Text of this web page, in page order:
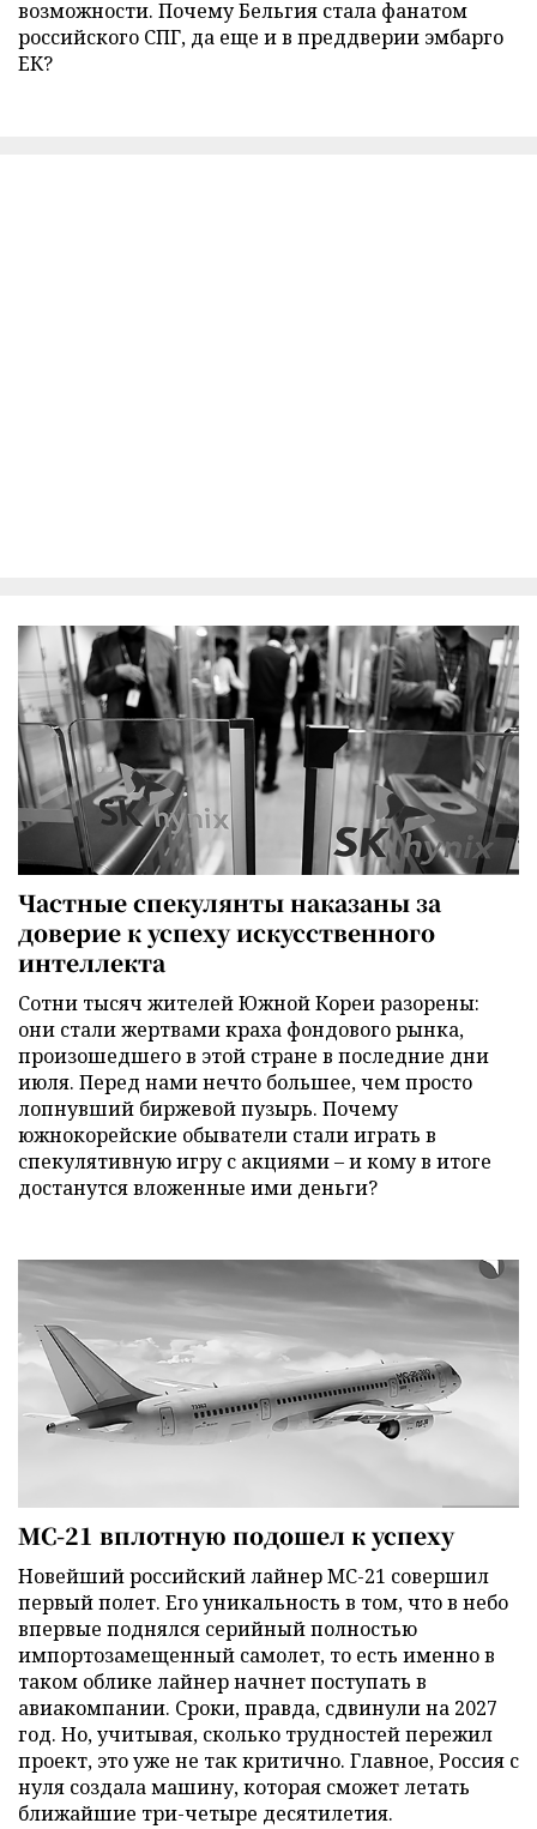
возможности. Почему Бельгия стала фанатом
российского СПГ, да еще и в преддверии эмбарго
ЕК?
Частные спекулянты наказаны за
доверие к успеху искусственного
интеллекта
Сотни тысяч жителей Южной Кореи разорены:
они стали жертвами краха фондового рынка,
произошедшего в этой стране в последние дни
июля. Перед нами нечто большее, чем просто
лопнувший биржевой пузырь. Почему
южнокорейские обыватели стали играть в
спекулятивную игру с акциями – и кому в итоге
достанутся вложенные ими деньги?
МС-21 вплотную подошел к успеху
Новейший российский лайнер МС-21 совершил
первый полет. Его уникальность в том, что в небо
впервые поднялся серийный полностью
импортозамещенный самолет, то есть именно в
таком облике лайнер начнет поступать в
авиакомпании. Сроки, правда, сдвинули на 2027
год. Но, учитывая, сколько трудностей пережил
проект, это уже не так критично. Главное, Россия с
нуля создала машину, которая сможет летать
ближайшие три-четыре десятилетия.